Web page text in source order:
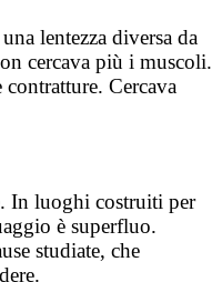
lentezza diversa da
cercava più i muscoli.
Cercava
In luoghi costruiti per
è superfluo.
studiate, che